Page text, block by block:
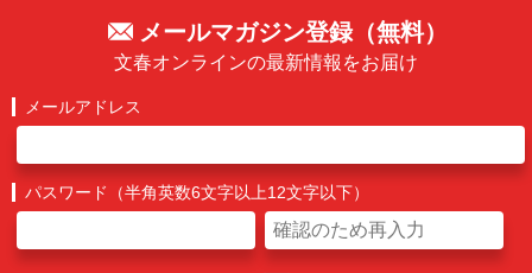
メールマガジン登録（無料）
文春オンラインの最新情報をお届け
メールアドレス
パスワード（半角英数6文字以上12文字以下）